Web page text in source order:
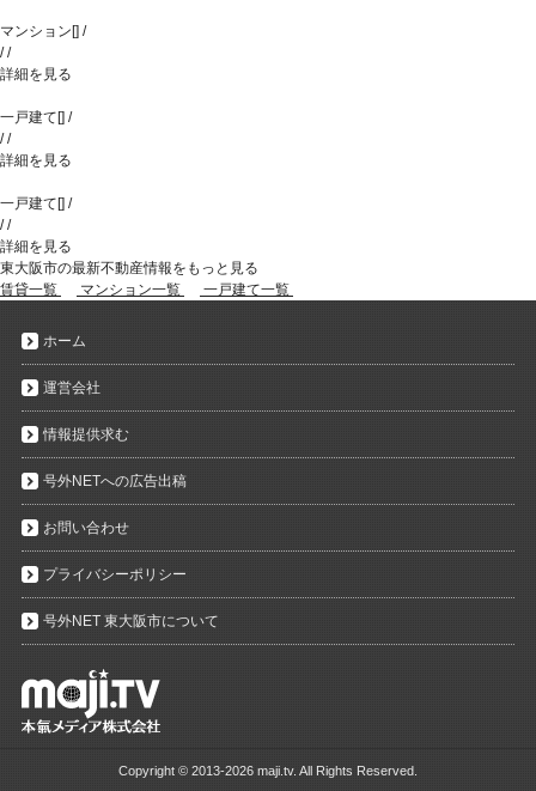
マンション [] /
//
詳細を見る
一戸建て [] /
//
詳細を見る
一戸建て [] /
//
詳細を見る
東大阪市の最新不動産情報をもっと見る
賃貸一覧
マンション一覧 一戸建て一覧
ホーム
運営会社
情報提供求む
号外NETへの広告出稿
お問い合わせ
プライバシーポリシー
号外NET 東大阪市について
Copyright © 2013-2026 maji.tv. All Rights Reserved.